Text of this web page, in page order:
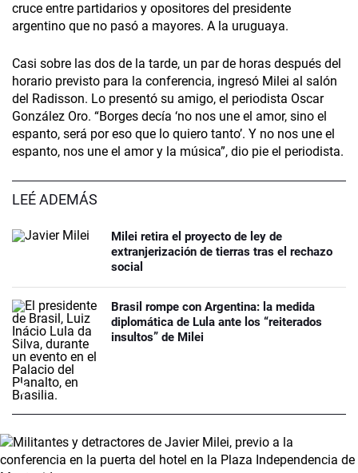
cruce entre partidarios y opositores del presidente
argentino que no pasó a mayores. A la uruguaya.
Casi sobre las dos de la tarde, un par de horas después del
horario previsto para la conferencia, ingresó Milei al salón
del Radisson. Lo presentó su amigo, el periodista Oscar
González Oro. “Borges decía ‘no nos une el amor, sino el
espanto, será por eso que lo quiero tanto’. Y no nos une el
espanto, nos une el amor y la música”, dio pie el periodista.
LEÉ ADEMÁS
Milei retira el proyecto de ley de
extranjerización de tierras tras el rechazo
social
Brasil rompe con Argentina: la medida
diplomática de Lula ante los “reiterados
insultos” de Milei